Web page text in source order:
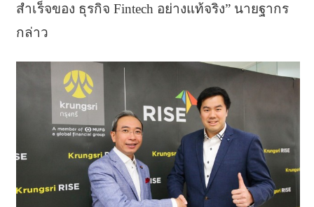
สำเร็จของ ธุรกิจ Fintech อย่างแท้จริง” นายฐากร
กล่าว